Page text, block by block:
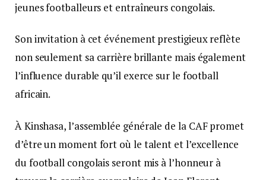
jeunes footballeurs et entraîneurs congolais.
Son invitation à cet événement prestigieux reflète
non seulement sa carrière brillante mais également
l’influence durable qu’il exerce sur le football
africain.
À Kinshasa, l’assemblée générale de la CAF promet
d’être un moment fort où le talent et l’excellence
du football congolais seront mis à l’honneur à